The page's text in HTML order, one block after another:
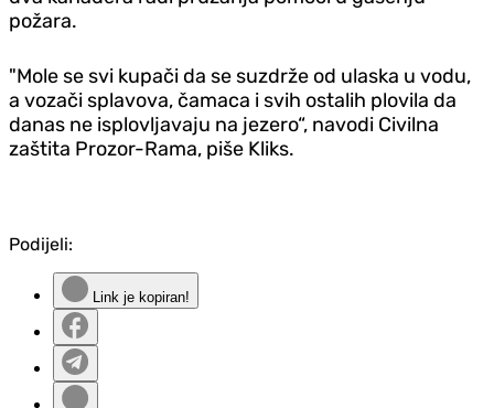
požara.
"Mole se svi kupači da se suzdrže od ulaska u vodu,
a vozači splavova, čamaca i svih ostalih plovila da
danas ne isplovljavaju na jezero“, navodi Civilna
zaštita Prozor-Rama, piše Kliks.
Podijeli:
Link je kopiran!